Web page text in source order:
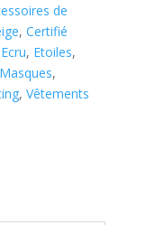
de
, Certifié
Ecru, Etoiles,
Masques,
, Vêtements